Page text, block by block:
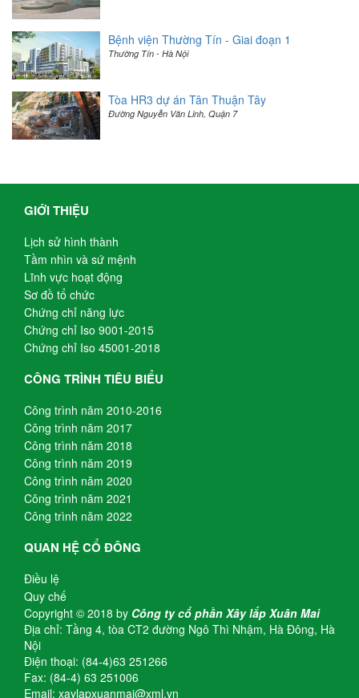
Bệnh viện Thường Tín - Giai đoạn 1
Thường Tín - Hà Nội
Tòa HR3 dự án Tân Thuận Tây
Đường Nguyễn Văn Linh, Quận 7
GIỚI THIỆU
Lịch sử hình thành
Tầm nhìn và sứ mệnh
Lĩnh vực hoạt động
Sơ đồ tổ chức
Chứng chỉ năng lực
Chứng chỉ Iso 9001-2015
Chứng chỉ Iso 45001-2018
CÔNG TRÌNH TIÊU BIỂU
Công trình năm 2010-2016
Công trình năm 2017
Công trình năm 2018
Công trình năm 2019
Công trình năm 2020
Công trình năm 2021
Công trình năm 2022
QUAN HỆ CỔ ĐÔNG
Điều lệ
Quy chế
Copyright © 2018 by Công ty cổ phần Xây lắp Xuân Mai
Địa chỉ: Tầng 4, tòa CT2 đường Ngô Thì Nhậm, Hà Đông, Hà
Nội
Điện thoại: (84-4)63 251266
Fax: (84-4) 63 251006
Email: xaylapxuanmai@xml.vn